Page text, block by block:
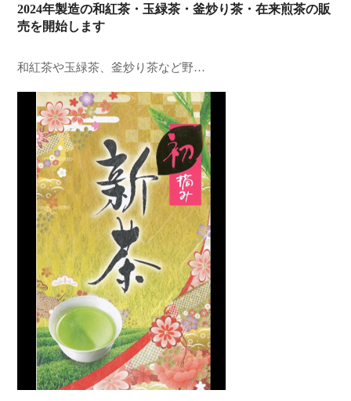
2024年製造の和紅茶・玉緑茶・釜炒り茶・在来煎茶の販
売を開始します
和紅茶や玉緑茶、釜炒り茶など野…